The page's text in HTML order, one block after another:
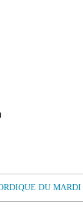
DU MARDI